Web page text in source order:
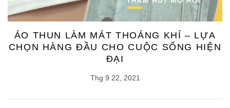
ÁO THUN LÀM MÁT THOÁNG KHÍ – LỰA
CHỌN HÀNG ĐẦU CHO CUỘC SỐNG HIỆN
ĐẠI
Thg 9 22, 2021